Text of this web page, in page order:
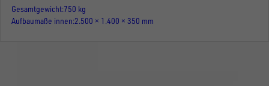
Gesamtgewicht 750 kg
Aufbaumaße innen 2.500 × 1.400 × 350 mm